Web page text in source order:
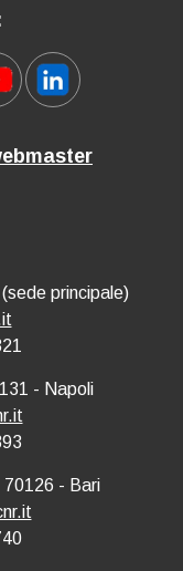
principale)
- Napoli
70126 - Bari